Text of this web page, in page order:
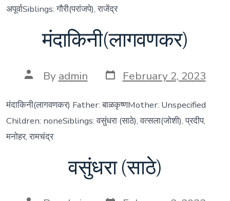
अपूर्वाSiblings: गौरी(परांजपे), राजेंद्र
मंदाकिनी(लागवणकर)
Post
author
By admin Post
date
February 2, 2023
मंदाकिनी(लागवणकर) Father: बाळकृष्णMother: Unspecified
Children: noneSiblings: वसुंधरा (साठे), वत्सला(जोशी), प्रदीप,
मनोहर, रामचंद्र
वसुंधरा (साठे)